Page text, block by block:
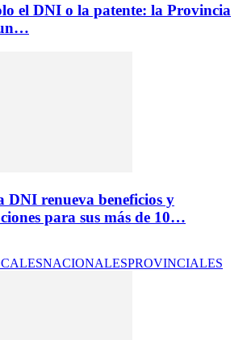
el DNI o la patente: la Provincia
DNI renueva beneficios y
para sus más de 10…
NACIONALESPROVINCIALES